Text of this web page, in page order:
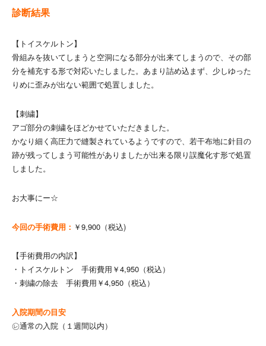
診断結果
【トイスケルトン】
骨組みを抜いてしまうと空洞になる部分が出来てしまうので、その部
分を補充する形で対応いたしました。あまり詰め込まず、少しゆった
りめに歪みが出ない範囲で処置しました。
【刺繍】
アゴ部分の刺繍をほどかせていただきました。
かなり細く高圧力で縫製されているようですので、若干布地に針目の
跡が残ってしまう可能性がありましたが出来る限り誤魔化す形で処置
しました。
お大事にー☆
今回の手術費用： ￥9,900（税込)
【手術費用の内訳】
・トイスケルトン 手術費用￥4,950（税込）
・刺繍の除去 手術費用￥4,950（税込）
入院期間の目安
㋹通常の入院（１週間以内）